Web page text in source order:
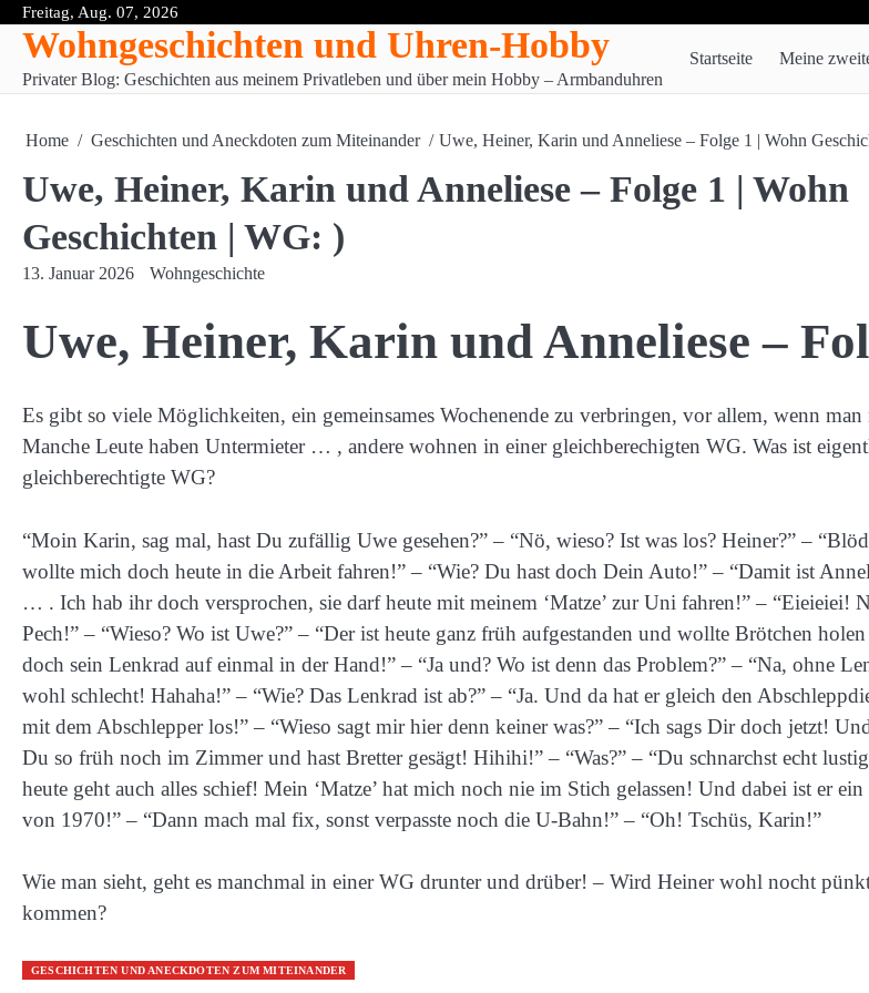
SkipFreitag, Aug. 07, 2026
Wohngeschichten und Uhren-Hobby
Privater Blog: Geschichten aus meinem Privatleben und über mein Hobby – Armbanduhren
Startseite Meine
Home Geschichten und Aneckdoten zum Miteinander Uwe, Heiner, Karin und Anneliese – Folge 1 | Wohn
Uwe, Heiner, Karin und Anneliese – Folge 1 | Wohn
Geschichten | WG: )
13. Januar 2026 Wohngeschichte
Uwe, Heiner, Karin und Anneliese –
Es gibt so viele Möglichkeiten, ein gemeinsames Wochenende zu verbringen, vor allem, wenn
Manche Leute haben Untermieter … , andere wohnen in einer gleichberechigten WG. Was ist
gleichberechtigte WG?
“Moin Karin, sag mal, hast Du zufällig Uwe gesehen?” – “Nö, wieso? Ist was los? Heiner?” –
wollte mich doch heute in die Arbeit fahren!” – “Wie? Du hast doch Dein Auto!” – “Damit ist
… . Ich hab ihr doch versprochen, sie darf heute mit meinem ‘Matze’ zur Uni fahren!” – “Eieieiei!
Pech!” – “Wieso? Wo ist Uwe?” – “Der ist heute ganz früh aufgestanden und wollte Brötchen
doch sein Lenkrad auf einmal in der Hand!” – “Ja und? Wo ist denn das Problem?” – “Na, ohne
wohl schlecht! Hahaha!” – “Wie? Das Lenkrad ist ab?” – “Ja. Und da hat er gleich den
mit dem Abschlepper los!” – “Wieso sagt mir hier denn keiner was?” – “Ich sags Dir doch jetzt!
Du so früh noch im Zimmer und hast Bretter gesägt! Hihihi!” – “Was?” – “Du schnarchst echt
heute geht auch alles schief! Mein ‘Matze’ hat mich noch nie im Stich gelassen! Und dabei ist er ein
von 1970!” – “Dann mach mal fix, sonst verpasste noch die U-Bahn!” – “Oh! Tschüs, Karin!”
Wie man sieht, geht es manchmal in einer WG drunter und drüber! – Wird Heiner wohl nocht
kommen?
GESCHICHTEN UND ANECKDOTEN ZUM MITEINANDER